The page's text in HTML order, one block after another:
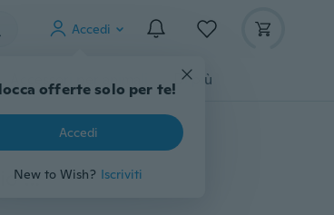
Accedi
offerte solo per te!
Accedi
New to Wish? Iscriviti
Accessori per animali Di più
Mini cucchiaio in ottone vintage Pala per medicinale Cucchiaio per proiettile Sniffe Bottiglia Pippotto strumento Portachiavi Earpick Strumento per la pulizia Accessori per fumatori Strumento per cera